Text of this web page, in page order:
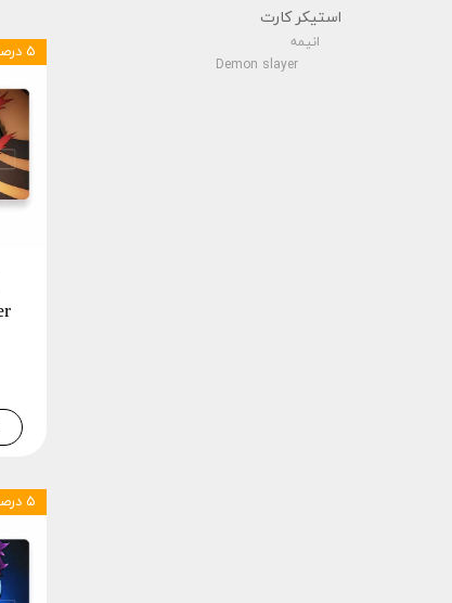
استیکر کارت
انیمه
Demon slayer
۵ درصد
۵ درصد